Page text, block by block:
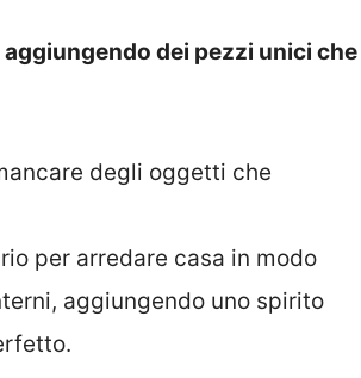
dei pezzi unici che
degli oggetti che
per arredare casa in modo
aggiungendo uno spirito